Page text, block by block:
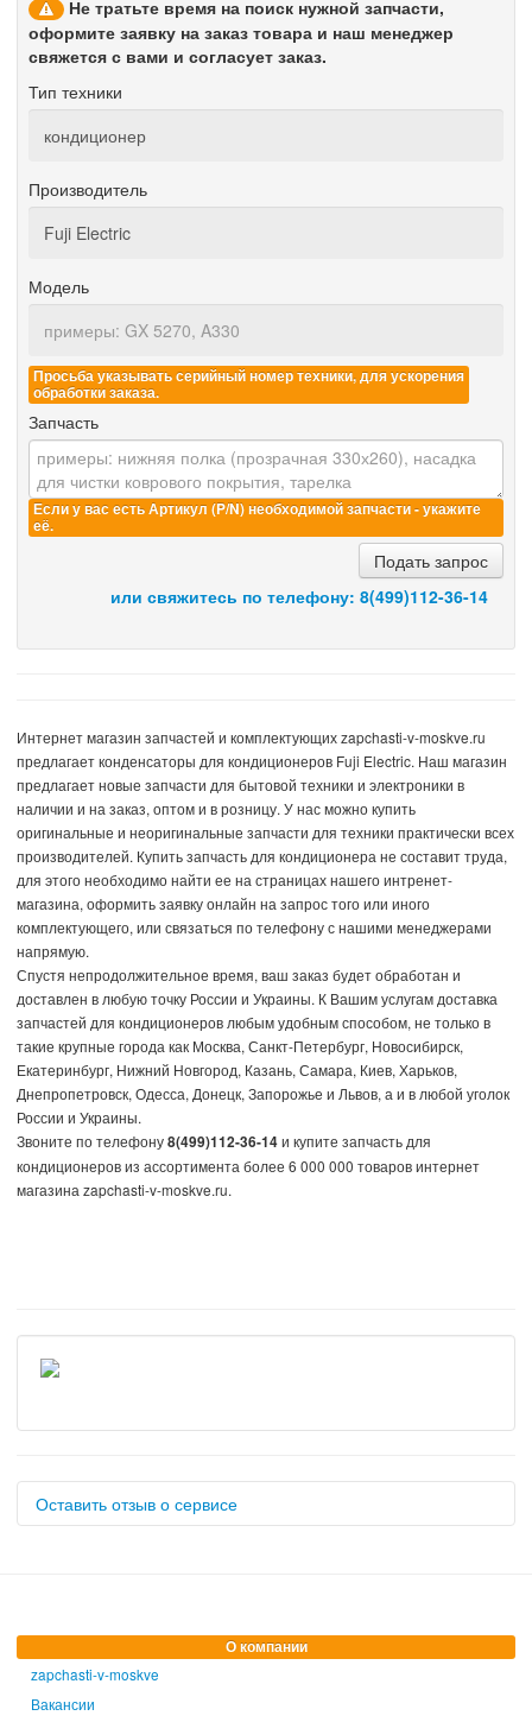
Не тратьте время на поиск нужной запчасти,
оформите заявку на заказ товара и наш менеджер
свяжется с вами и согласует заказ.
Тип техники
Производитель
Модель
Просьба указывать серийный номер техники, для ускорения
обработки заказа.
Запчасть
Если у вас есть Артикул (P/N) необходимой запчасти - укажите
её.
Подать запрос
или свяжитесь по телефону: 8(499)112-36-14
Интернет магазин запчастей и комплектующих zapchasti-v-moskve.ru
предлагает конденсаторы для кондиционеров Fuji Electric. Наш магазин
предлагает новые запчасти для бытовой техники и электроники в
наличии и на заказ, оптом и в розницу. У нас можно купить
оригинальные и неоригинальные запчасти для техники практически всех
производителей. Купить запчасть для кондиционера не составит труда,
для этого необходимо найти ее на страницах нашего интренет-
магазина, оформить заявку онлайн на запрос того или иного
комплектующего, или связаться по телефону с нашими менеджерами
напрямую.
Спустя непродолжительное время, ваш заказ будет обработан и
доставлен в любую точку России и Украины. К Вашим услугам доставка
запчастей для кондиционеров любым удобным способом, не только в
такие крупные города как Москва, Санкт-Петербург, Новосибирск,
Екатеринбург, Нижний Новгород, Казань, Самара, Киев, Харьков,
Днепропетровск, Одесса, Донецк, Запорожье и Львов, а и в любой уголок
России и Украины.
Звоните по телефону8(499)112-36-14и купите запчасть для
кондиционеров из ассортимента более 6 000 000 товаров интернет
магазина zapchasti-v-moskve.ru.
Оставить отзыв о сервисе
О компании
zapchasti-v-moskve
Вакансии